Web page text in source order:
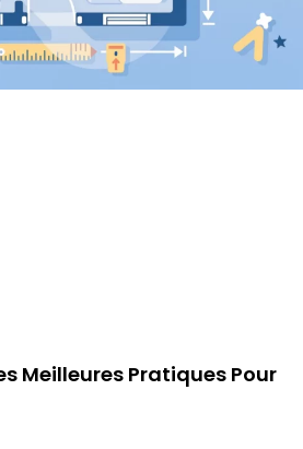
Meilleures Pratiques Pour